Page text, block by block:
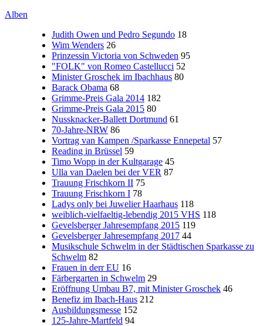
Alben
Judith Owen und Pedro Segundo 18
Wim Wenders 26
Prinzessin Victoria von Schweden 95
"FOLK" von Romeo Castellucci 52
Minister Groschek im Ibachhaus 80
Barack Obama 68
Grimme-Preis Gala 2014 182
Grimme-Preis Gala 2015 80
Nussknacker-Ballett Dortmund 61
70-Jahre-NRW 86
Vortrag van Kampen /Sparkasse Ennepetal 57
Reading in Brüssel 59
Timo Wopp in der Kultgarage 45
Ulla van Daelen bei der VER 87
Trauung Frischkorn II 75
Trauung Frischkorn I 78
Ladys only bei Juwelier Haarhaus 118
weiblich-vielfaeltig-lebendig 2015 VHS 118
Gevelsberger Jahresempfang 2015 119
Gevelsberger Jahresempfang 2017 44
Musikschule Schwelm in der Städtischen Sparkasse zu
Schwelm 82
Frauen in derr EU 16
Färbergarten in Schwelm 29
Eröffnung Umbau B7, mit Minister Groschek 46
Benefiz im Ibach-Haus 212
Ausbildungsmesse 152
125-Jahre-Martfeld 94